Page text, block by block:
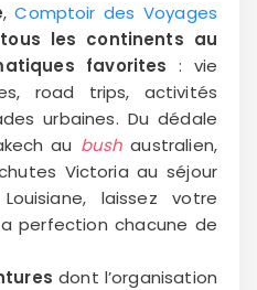
,Comptoir des Voyages
les continents au
favorites : vie
road trips, activités
urbaines. Du dédale
au bush australien,
Victoria au séjour
laissez votre
perfection chacune de
dont l’organisation